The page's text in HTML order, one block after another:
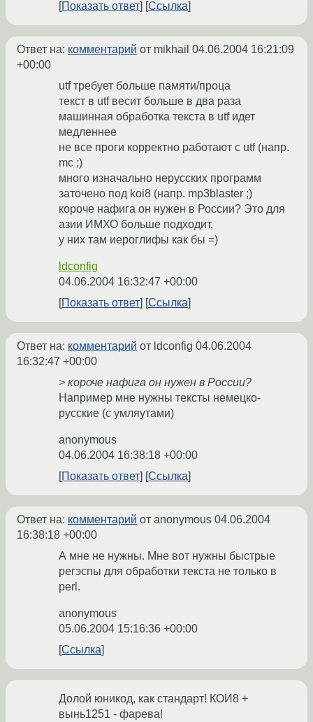
Показать ответ
Ссылка
Ответ на: комментарий от mikhail 04.06.2004 16:21:09
+00:00
utf требует больше памяти/проца
текст в utf весит больше в два раза
машинная обработка текста в utf идет
медленнее
не все проги корректно работают с utf (напр.
mc ;)
много изначально нерусских программ
заточено под koi8 (напр. mp3blaster ;)
короче нафига он нужен в России? Это для
азии ИМХО больше подходит,
у них там иероглифы как бы =)
ldconfig
04.06.2004 16:32:47 +00:00
Показать ответ
Ссылка
Ответ на: комментарий от ldconfig 04.06.2004
16:32:47 +00:00
> короче нафига он нужен в России?
Например мне нужны тексты немецко-
русские (с умляутами)
anonymous
04.06.2004 16:38:18 +00:00
Показать ответ
Ссылка
Ответ на: комментарий от anonymous 04.06.2004
16:38:18 +00:00
А мне не нужны. Мне вот нужны быстрые
регэспы для обработки текста не только в
perl.
anonymous
05.06.2004 15:16:36 +00:00
Ссылка
Долой юникод, как стандарт! КОИ8 +
вынь1251 - фарева!